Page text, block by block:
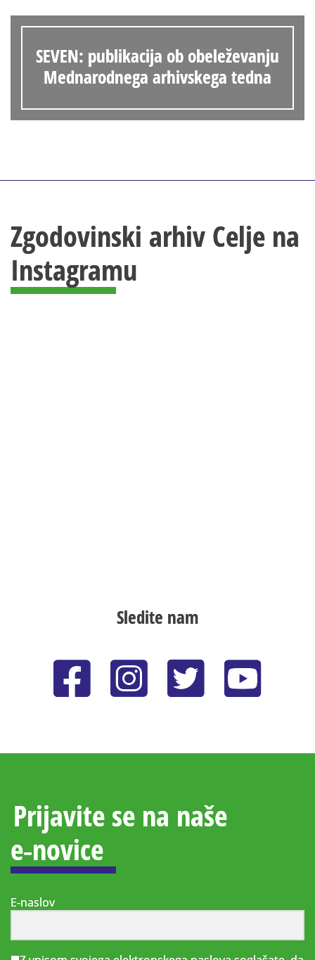
SEVEN: publikacija ob obeleževanju
Mednarodnega arhivskega tedna
Zgodovinski arhiv Celje na
Instagramu
Sledite nam
Prijavite se na naše
e‑novice
E-naslov